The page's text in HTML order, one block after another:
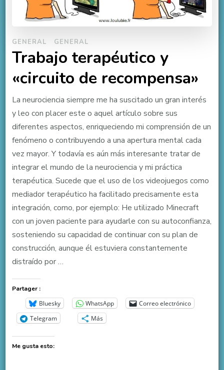
GENERAL GENERAL
Trabajo terapéutico y
«circuito de recompensa»
La neurociencia siempre me ha suscitado un gran interés
y leo con placer este o aquel artículo sobre sus
diferentes aspectos, enriqueciendo mi comprensión de un
fenómeno o contribuyendo a una apertura mental cada
vez mayor. Y todavía es aún más interesante tratar de
integrar el mundo de la neurociencia y mi práctica
terapéutica. Sucede que el uso de los videojuegos como
mediador terapéutico ha facilitado precisamente esta
integración, como, por ejemplo: He utilizado Minecraft
con un joven paciente para ayudarle con su autoconfianza,
sosteniendo su capacidad de continuar con su plan de
construcción, aunque él estuviera constantemente
distraído por …
Partager :
Bluesky WhatsApp
Correo electrónico
Telegram
Más
Me gusta esto: